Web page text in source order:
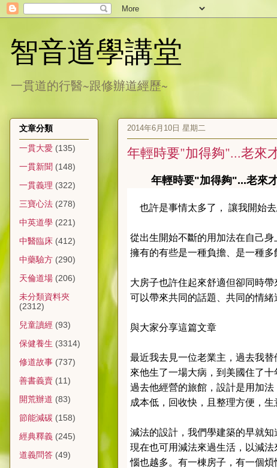
智音道學講堂
一貫道的行醫~跟修辦道經歷~
2014年6月10日 星期二
年輕時要"加得夠"...老來
年輕時要"加得夠"...老來
也許是事情太多了， 讓我開始
從出生開始不斷的用加法在自己
擁有的有些是一種負擔、是一種多
大房子也許住起來舒適但卻同時
可以帶來共同的話題、共同的情緒
與大家分享這篇文章
最近我去見一位老業主，過去我
來他生了一場大病，到美國住了
過去他經營的旅館，設計是用加
成本低，回收快，且整理方便，生
減法的設計，我們學建築的早就知
現在也可用減法來過生活，以減
惱也越多。有一棟房子，有一個
文章分類
一貫大愛 (135)
一貫新聞 (148)
一貫義理 (322)
三寶心法 (278)
中英道學 (221)
中醫臨床 (412)
中藥驗方 (290)
天倫道場 (206)
未分類資料夾
(2312)
兒童讀經 (93)
保健養生 (3314)
修道故事 (737)
善書義賣 (11)
開荒辦道 (83)
節能減碳 (158)
經典釋義 (245)
道義問答 (49)